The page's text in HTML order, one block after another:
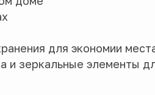
для экономии
зеркальные элементы